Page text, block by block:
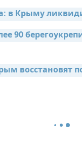
в Крыму
90
восстановят